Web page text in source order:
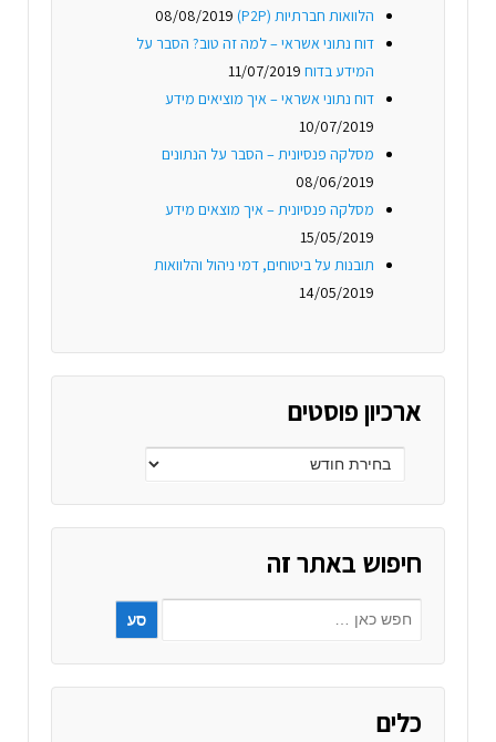
הלוואות חברתיות (P2P)
08/08/2019
דוח נתוני אשראי – למה זה טוב? הסבר על
המידע בדוח 11/07/2019
דוח נתוני אשראי – איך מוציאים מידע
10/07/2019
מסלקה פנסיונית – הסבר על הנתונים
08/06/2019
מסלקה פנסיונית – איך מוצאים מידע
15/05/2019
תובנות על ביטוחים, דמי ניהול והלוואות
14/05/2019
ארכיון פוסטים
חיפוש באתר זה
כלים